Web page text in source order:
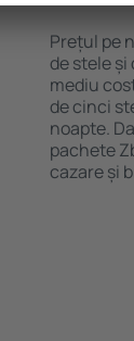
Prețul pe
de stele
mediu
de cinci
noapte.
pachete
cazare și